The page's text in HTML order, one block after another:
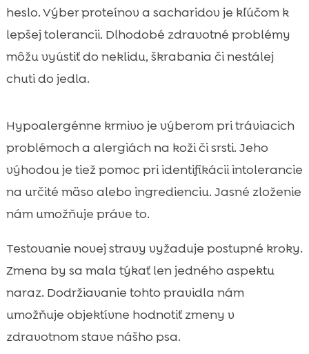
heslo. Výber proteínov a sacharidov je kľúčom k
lepšej tolerancii. Dlhodobé zdravotné problémy
môžu vyústiť do neklidu, škrabania či nestálej
chuti do jedla.
Hypoalergénne krmivo je výberom pri tráviacich
problémoch a alergiách na koži či srsti. Jeho
výhodou je tiež pomoc pri identifikácii intolerancie
na určité mäso alebo ingredienciu. Jasné zloženie
nám umožňuje práve to.
Testovanie novej stravy vyžaduje postupné kroky.
Zmena by sa mala týkať len jedného aspektu
naraz. Dodržiavanie tohto pravidla nám
umožňuje objektívne hodnotiť zmeny v
zdravotnom stave nášho psa.